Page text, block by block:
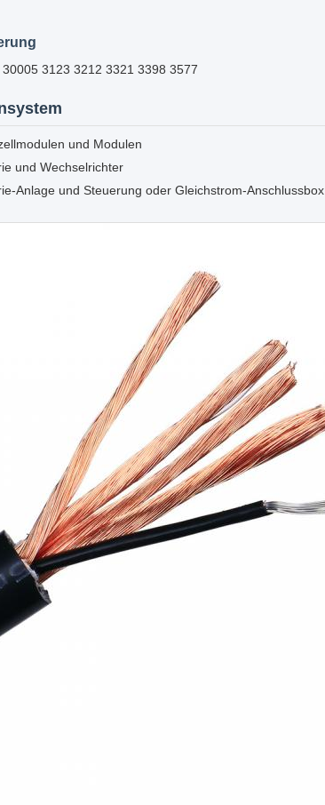
3123 3212 3321 3398 3577
und Modulen
und Wechselrichter
Anlage und Steuerung oder Gleichstrom-Anschlussbox